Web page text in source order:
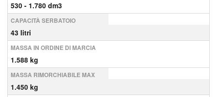
530 - 1.780 dm3
CAPACITÀ SERBATOIO
43 litri
MASSA IN ORDINE DI MARCIA
1.588 kg
MASSA RIMORCHIABILE MAX
1.450 kg